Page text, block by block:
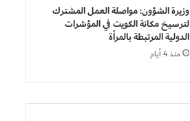
وزيرة الشؤون: مواصلة العمل المشترك
لترسيخ مكانة الكويت في المؤشرات
الدولية المرتبطة بالمرأة
منذ 4 أيام